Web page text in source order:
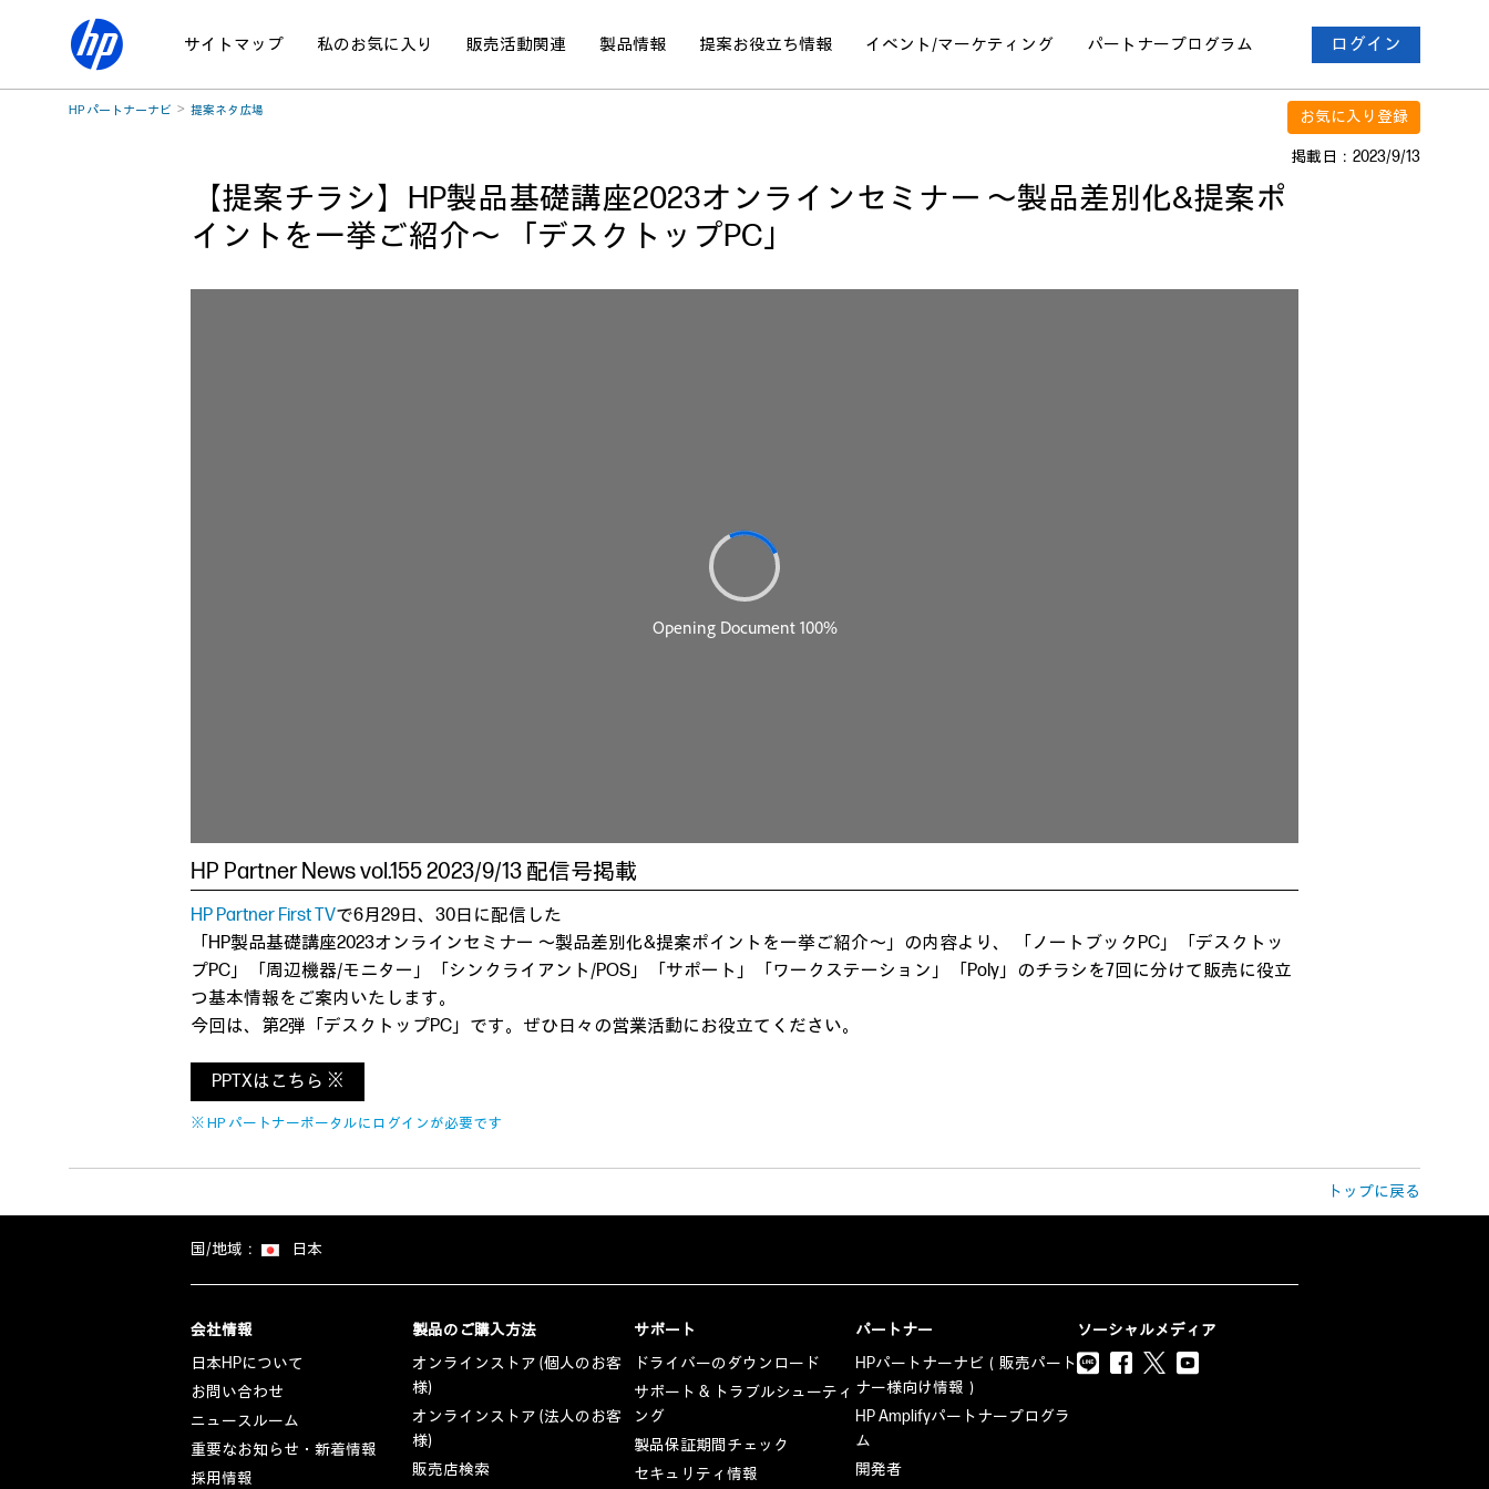
サイトマップ 私のお気に入り 販売活動関連 製品情報 提案お役立ち情報 イベント/マーケティング パートナープログラム ログイン
HP パートナーナビ 提案ネタ広場 お気に入り登録
掲載日：2023/9/13
【提案チラシ】HP製品基礎講座2023オンラインセミナー ～製品差別化&提案ポ
イントを一挙ご紹介～ 「デスクトップPC」
HP Partner News vol.155 2023/9/13 配信号掲載
HP Partner First TVで6月29日、30日に配信した
「HP製品基礎講座2023オンラインセミナー ～製品差別化&提案ポイントを一挙ご紹介～」の内容より、 「ノートブックPC」「デスクトッ
プPC」「周辺機器/モニター」「シンクライアント/POS」「サポート」「ワークステーション」「Poly」のチラシを7回に分けて販売に役立
つ基本情報をご案内いたします。
今回は、第2弾「デスクトップPC」です。ぜひ日々の営業活動にお役立てください。
PPTXはこちら ※
※ HP パートナーポータルにログインが必要です
トップに戻る
国/地域： 日本
会社情報
日本HPについて
お問い合わせ
ニュースルーム
重要なお知らせ・新着情報
採用情報
製品のご購入方法
オンラインストア (個人のお客
様)
オンラインストア (法人のお客
様)
販売店検索
サポート
ドライバーのダウンロード
サポート & トラブルシューティ
ング
製品保証期間チェック
セキュリティ情報
パートナー
HPパートナーナビ（販売パート
ナー様向け情報）
HP Amplifyパートナープログラ
ム
開発者
ソーシャルメディア